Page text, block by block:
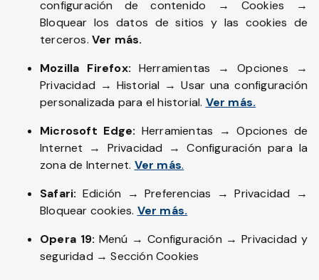
configuración de contenido → Cookies →
Bloquear los datos de sitios y las cookies de
terceros. Ver más.
Mozilla Firefox: Herramientas → Opciones →
Privacidad → Historial → Usar una configuración
personalizada para el historial. Ver más.
Microsoft Edge: Herramientas → Opciones de
Internet → Privacidad → Configuración para la
zona de Internet. Ver más.
Safari: Edición → Preferencias → Privacidad →
Bloquear cookies. Ver más.
Opera 19: Menú → Configuración → Privacidad y
seguridad → Sección Cookies